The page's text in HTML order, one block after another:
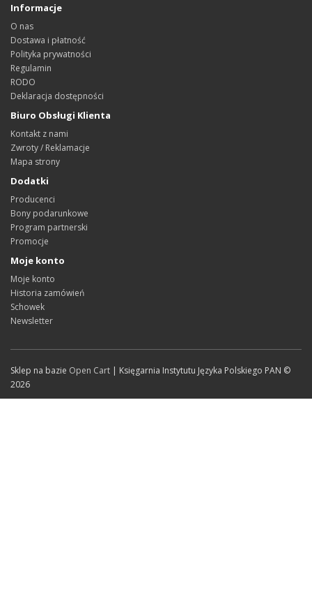
Informacje
O nas
Dostawa i płatność
Polityka prywatności
Regulamin
RODO
Deklaracja dostępności
Biuro Obsługi Klienta
Kontakt z nami
Zwroty / Reklamacje
Mapa strony
Dodatki
Producenci
Bony podarunkowe
Program partnerski
Promocje
Moje konto
Moje konto
Historia zamówień
Schowek
Newsletter
Sklep na bazie Open Cart | Księgarnia Instytutu Języka Polskiego PAN ©
2026